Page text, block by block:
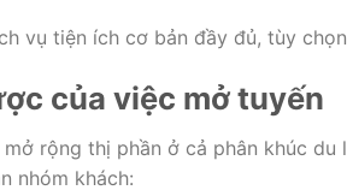
vụ tiện ích cơ bản đầy đủ, tùy
của việc mở tuyến
rộng thị phần ở cả phân khúc
nhóm khách: